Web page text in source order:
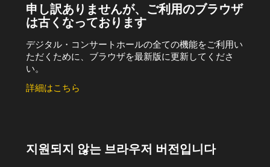
申し訳ありませんが、ご利用のブラウザ
は古くなっております
デジタル・コンサートホールの全ての機能をご利用い
ただくために、ブラウザを最新版に更新してくださ
い。
詳細はこちら
지원되지 않는 브라우저 버전입니다